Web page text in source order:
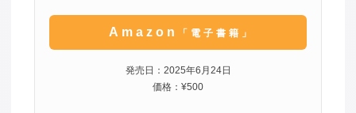
Amazon 「電子書籍」
発売日：2025年6月24日
価格：¥500